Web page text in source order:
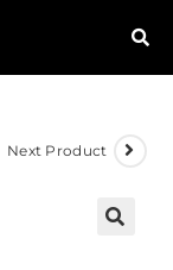
Next Product